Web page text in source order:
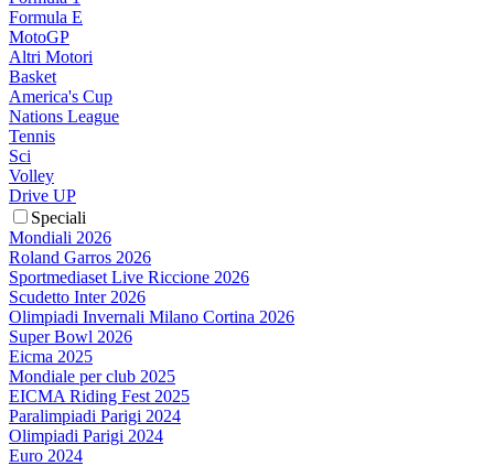
Formula E
MotoGP
Altri Motori
Basket
America's Cup
Nations League
Tennis
Sci
Volley
Drive UP
Speciali
Mondiali 2026
Roland Garros 2026
Sportmediaset Live Riccione 2026
Scudetto Inter 2026
Olimpiadi Invernali Milano Cortina 2026
Super Bowl 2026
Eicma 2025
Mondiale per club 2025
EICMA Riding Fest 2025
Paralimpiadi Parigi 2024
Olimpiadi Parigi 2024
Euro 2024